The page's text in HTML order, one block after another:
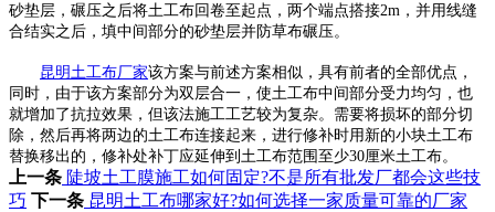
砂垫层，碾压之后将土工布回卷至起点，两个端点搭接2m，并用线缝
合结实之后，填中间部分的砂垫层并防草布碾压。
昆明土工布厂家该方案与前述方案相似，具有前者的全部优点，
同时，由于该方案部分为双层合一，使土工布中间部分受力均匀，也
就增加了抗拉效果，但该法施工工艺较为复杂。需要将损坏的部分切
除，然后再将两边的土工布连接起来，进行修补时用新的小块土工布
替换移出的，修补处补丁应延伸到土工布范围至少30厘米土工布。
上一条 陡坡土工膜施工如何固定?不是所有批发厂都会这些技
巧 下一条 昆明土工布哪家好?如何选择一家质量可靠的厂家